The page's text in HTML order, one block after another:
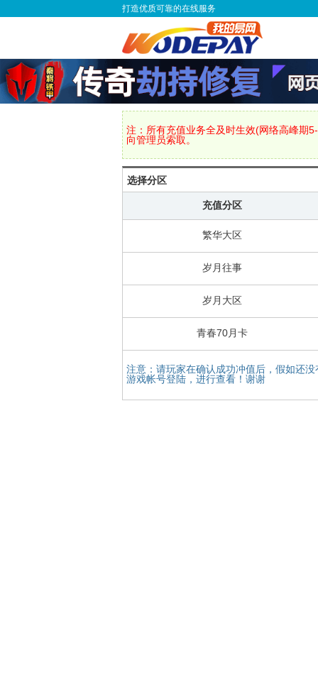
打造优质可靠的在线服务
注：所有充值业务全及时生效(网络高峰期
向管理员索取。
选择分区
充值分区
繁华大区
岁月往事
岁月大区
青春70月卡
注意：请玩家在确认成功冲值后，假如还
游戏帐号登陆，进行查看！谢谢